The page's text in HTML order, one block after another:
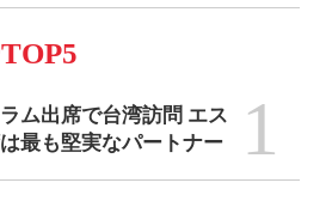
ム出席で台湾訪問 エス
最も堅実なパートナー
1